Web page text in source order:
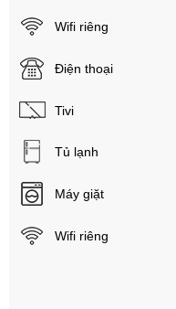
Wifi riêng
Điện thoại
Tivi
Tủ lạnh
Máy giặt
Wifi riêng